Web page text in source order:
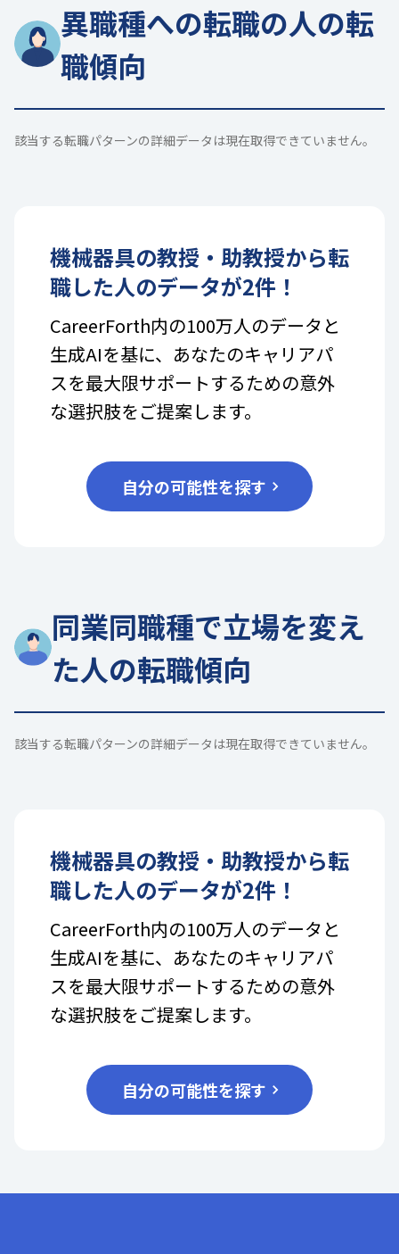
異職種への転職の人の転
職傾向
該当する転職パターンの詳細データは現在取得できていません。
機械器具の教授・助教授から転
職した人のデータが2件！
CareerForth内の100万人のデータと
生成AIを基に、あなたのキャリアパ
スを最大限サポートするための意外
な選択肢をご提案します。
自分の可能性を探す
同業同職種で立場を変え
た人の転職傾向
該当する転職パターンの詳細データは現在取得できていません。
機械器具の教授・助教授から転
職した人のデータが2件！
CareerForth内の100万人のデータと
生成AIを基に、あなたのキャリアパ
スを最大限サポートするための意外
な選択肢をご提案します。
自分の可能性を探す